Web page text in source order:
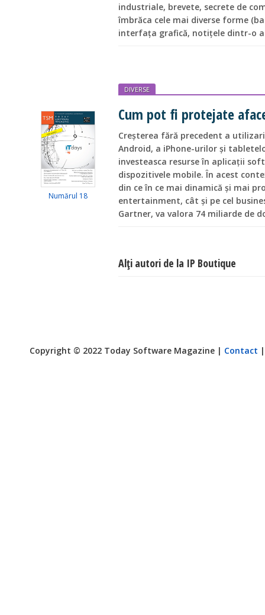
industriale, brevete, secrete de
îmbrăca cele mai diverse forme
interfața grafică, notițele dintr-o
Numărul 18
DIVERSE
Cum pot fi protejate
Creșterea fără precedent a
Android, a iPhone-urilor și
investeasca resurse în aplicații
dispozitivele mobile. În acest
din ce în ce mai dinamică și mai
entertainment, cât și pe cel
Gartner, va valora 74 miliarde de
Alţi autori de la IP Boutique
Copyright © 2022 Today Software Magazine | Contact